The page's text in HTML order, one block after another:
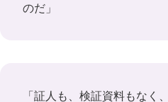
のだ」
「証人も、検証資料もなく